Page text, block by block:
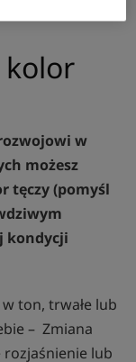
kolor
w
możesz
tęczy (pomyśl
kondycji
ton, trwałe lub
– Zmiana
lub